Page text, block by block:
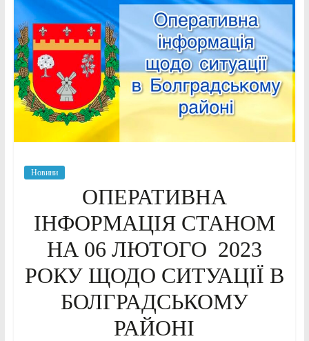
Новини
ОПЕРАТИВНА
ІНФОРМАЦІЯ СТАНОМ
НА 06 ЛЮТОГО 2023
РОКУ ЩОДО СИТУАЦІЇ В
БОЛГРАДСЬКОМУ
РАЙОНІ